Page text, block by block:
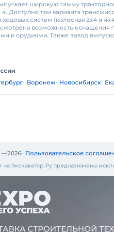
широкую гамму
4. Доступно три варианта
ходовых систем (колесная 2x4 и
возможность
и орудиями. Также завод
Воронеж Новосибирск
—2026 Пользовательское
Экскаватор.Ру предназначены